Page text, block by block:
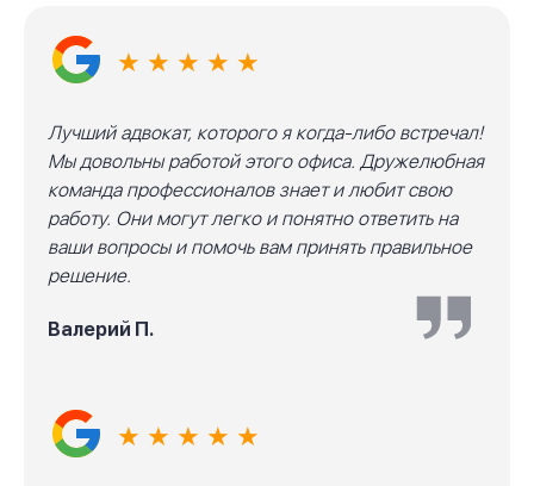
★ ★ ★ ★ ★
Лучший адвокат, которого я когда-либо встречал!
Мы довольны работой этого офиса. Дружелюбная
команда профессионалов знает и любит свою
работу. Они могут легко и понятно ответить на
ваши вопросы и помочь вам принять правильное
решение.
Валерий П.
★ ★ ★ ★ ★